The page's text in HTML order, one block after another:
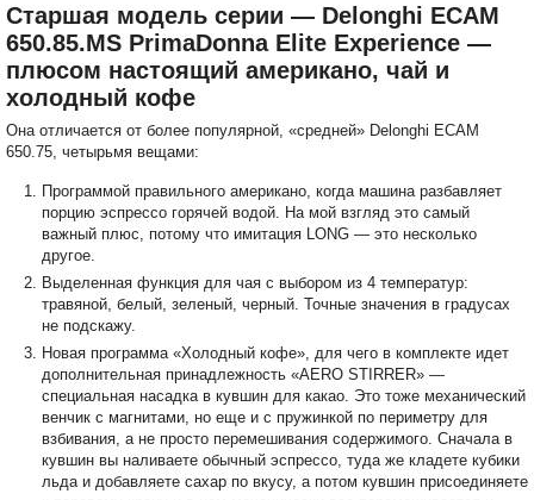
Старшая модель серии — Delonghi ECAM
650.85.MS PrimaDonna Elite Experience —
плюсом настоящий американо, чай и
холодный кофе
Она отличается от более популярной, «средней» Delonghi ECAM
650.75, четырьмя вещами:
Программой правильного американо, когда машина разбавляет
порцию эспрессо горячей водой. На мой взгляд это самый
важный плюс, потому что имитация LONG — это несколько
другое.
Выделенная функция для чая с выбором из 4 температур:
травяной, белый, зеленый, черный. Точные значения в градусах
не подскажу.
Новая программа «Холодный кофе», для чего в комплекте идет
дополнительная принадлежность «AERO STIRRER» —
специальная насадка в кувшин для какао. Это тоже механический
венчик с магнитами, но еще и с пружинкой по периметру для
взбивания, а не просто перемешивания содержимого. Сначала в
кувшин вы наливаете обычный эспрессо, туда же кладете кубики
льда и добавляете сахар по вкусу, а потом кувшин присоединяете